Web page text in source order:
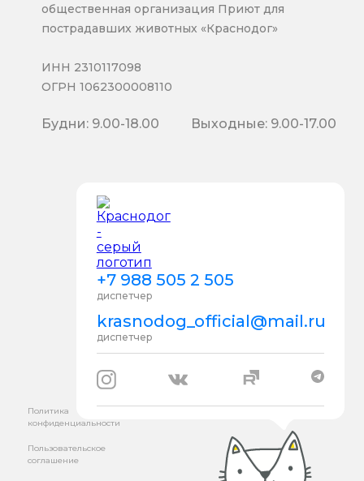
+7 988 505 2 505
диспетчер
krasnodog_official@mail.ru
диспетчер
общественная организация Приют для
пострадавших животных «Краснодог»
ИНН 2310117098
ОГРН 1062300008110
Будни: 9.00-18.00 Выходные: 9.00-17.00
Политика
конфиденциальности
Пользовательское
соглашение